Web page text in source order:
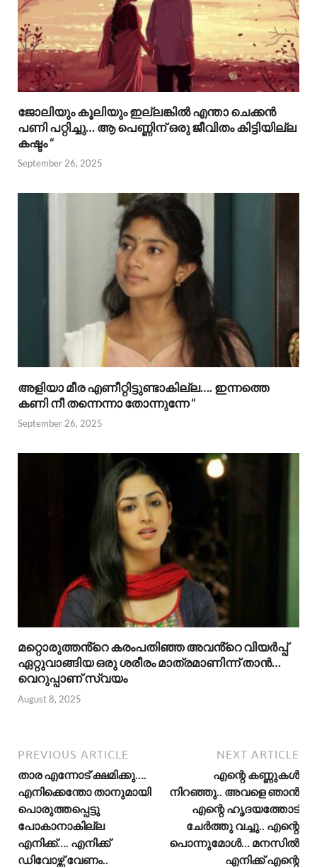
ജോലിയും കൂലിയും ഇല്ലങ്കിൽ എന്താ ചെക്കൻ
പണി പറ്റിച്ചു… ആ പെണ്ണിന് ഒരു ജീവിതം കിട്ടിയില്ല
കഷ്ടം “
September 26, 2025
അളിയാ മീര എണീറ്റിട്ടുണ്ടാകില്ല…. ഇന്നത്തെ
കണി നീ തന്നെന്നാ തോന്നുന്നേ “
September 26, 2025
മറ്റൊരുത്തൻ്റെ കരംപതിഞ്ഞ അവൻ്റെ വിയർപ്പ്
ഏറ്റുവാങ്ങിയ ഒരു ശരീരം മാത്രമാണിന്ന് താൻ…
വെറുപ്പാണ് സ്വയം
August 8, 2025
PREVIOUS ARTICLE
താര എന്നോട് ക്ഷമിക്കു….
എനിക്കെന്തോ താനുമായി
പൊരുത്തപ്പെട്ടു
പോകാനാകില്ല
എനിക്ക്…. എനിക്ക്
ഡിവോഴ്സ് വേണം..
NEXT ARTICLE
എന്റെ കണ്ണുകൾ
നിറഞ്ഞു.. അവളെ ഞാൻ
എന്റെ ഹൃദയത്തോട്
ചേർത്തു വച്ചു.. എന്റെ
പൊന്നുമോൾ… മനസിൽ
എനിക്ക് എന്റെ